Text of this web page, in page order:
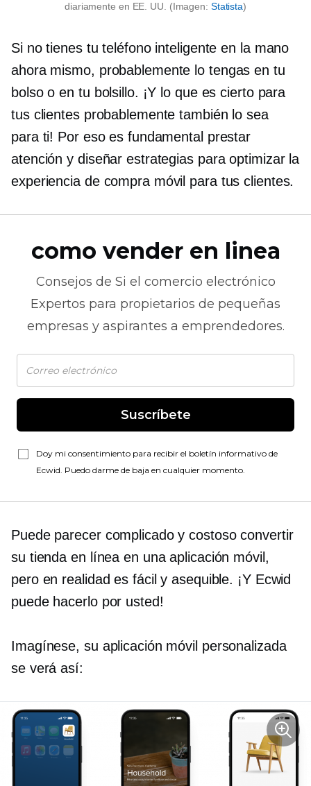
diariamente en EE. UU. (Imagen: Statista)
Si no tienes tu teléfono inteligente en la mano
ahora mismo, probablemente lo tengas en tu
bolso o en tu bolsillo. ¡Y lo que es cierto para
tus clientes probablemente también lo sea
para ti! Por eso es fundamental prestar
atención y diseñar estrategias para optimizar la
experiencia de compra móvil para tus clientes.
como vender en linea
Consejos de Si el comercio electrónico
Expertos para propietarios de pequeñas
empresas y aspirantes a emprendedores.
Suscríbete
Doy mi consentimiento para recibir el boletín informativo de
Ecwid. Puedo darme de baja en cualquier momento.
Puede parecer complicado y costoso convertir
su tienda en línea en una aplicación móvil,
pero en realidad es fácil y asequible. ¡Y Ecwid
puede hacerlo por usted!
Imagínese, su aplicación móvil personalizada
se verá así: